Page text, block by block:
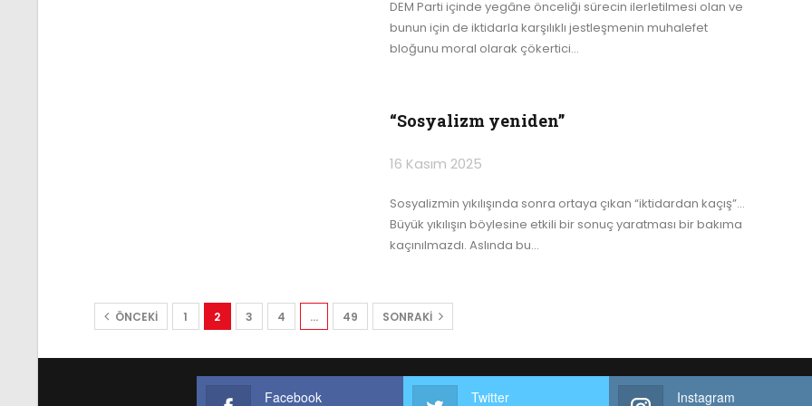
DEM Parti içinde yegâne önceliği sürecin ilerletilmesi olan ve
bunun için de iktidarla karşılıklı jestleşmenin muhalefet
bloğunu moral olarak çökertici…
“Sosyalizm yeniden”
16 Kasım 2025
Sosyalizmin yıkılışında sonra ortaya çıkan “iktidardan kaçış”...
Büyük yıkılışın böylesine etkili bir sonuç yaratması bir bakıma
kaçınılmazdı. Aslında bu…
ÖNCEKI 1 2 3 4 … 49 SONRAKI
Facebook Twitter Instagram